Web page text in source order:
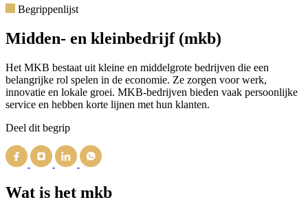
Begrippenlijst
Midden- en kleinbedrijf (mkb)
Het MKB bestaat uit kleine en middelgrote bedrijven die een
belangrijke rol spelen in de economie. Ze zorgen voor werk,
innovatie en lokale groei. MKB-bedrijven bieden vaak persoonlijke
service en hebben korte lijnen met hun klanten.
Deel dit begrip
Wat is het mkb